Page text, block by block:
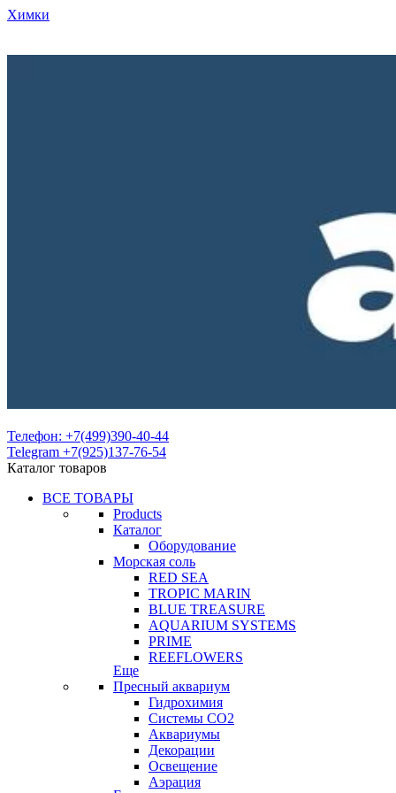
Химки
Телефон: +7(499)390-40-44
Telegram +7(925)137-76-54
Каталог товаров
ВСЕ ТОВАРЫ
Products
Каталог
Оборудование
Морская соль
RED SEA
TROPIC MARIN
BLUE TREASURE
AQUARIUM SYSTEMS
PRIME
REEFLOWERS
Еще
Пресный аквариум
Гидрохимия
Системы СО2
Аквариумы
Декорации
Освещение
Аэрация